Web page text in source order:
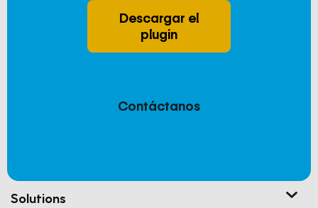
Descargar el
plugin
Contáctanos
Solutions